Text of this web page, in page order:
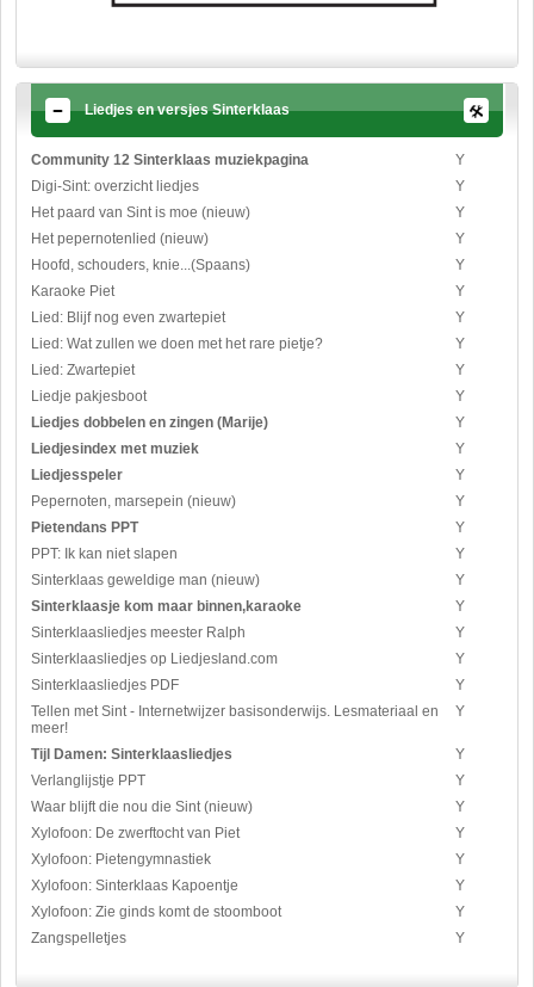
Liedjes en versjes Sinterklaas
Community 12 Sinterklaas muziekpagina
Y
Digi-Sint: overzicht liedjes
Y
Het paard van Sint is moe (nieuw)
Y
Het pepernotenlied (nieuw)
Y
Hoofd, schouders, knie...(Spaans)
Y
Karaoke Piet
Y
Lied: Blijf nog even zwartepiet
Y
Lied: Wat zullen we doen met het rare pietje?
Y
Lied: Zwartepiet
Y
Liedje pakjesboot
Y
Liedjes dobbelen en zingen (Marije)
Y
Liedjesindex met muziek
Y
Liedjesspeler
Y
Pepernoten, marsepein (nieuw)
Y
Pietendans PPT
Y
PPT: Ik kan niet slapen
Y
Sinterklaas geweldige man (nieuw)
Y
Sinterklaasje kom maar binnen,karaoke
Y
Sinterklaasliedjes meester Ralph
Y
Sinterklaasliedjes op Liedjesland.com
Y
Sinterklaasliedjes PDF
Y
Tellen met Sint - Internetwijzer basisonderwijs. Lesmateriaal en
meer!
Y
Tijl Damen: Sinterklaasliedjes
Y
Verlanglijstje PPT
Y
Waar blijft die nou die Sint (nieuw)
Y
Xylofoon: De zwerftocht van Piet
Y
Xylofoon: Pietengymnastiek
Y
Xylofoon: Sinterklaas Kapoentje
Y
Xylofoon: Zie ginds komt de stoomboot
Y
Zangspelletjes
Y